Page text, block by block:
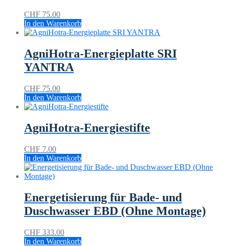
CHF 75.00
In den Warenkorb
AgniHotra-Energieplatte SRI
YANTRA
CHF 75.00
In den Warenkorb
AgniHotra-Energiestifte
CHF 7.00
In den Warenkorb
Energetisierung für Bade- und
Duschwasser EBD (Ohne Montage)
CHF 333.00
In den Warenkorb